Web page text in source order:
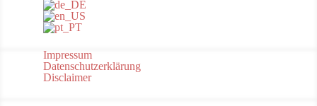
Impressum
Datenschutzerklärung
Disclaimer